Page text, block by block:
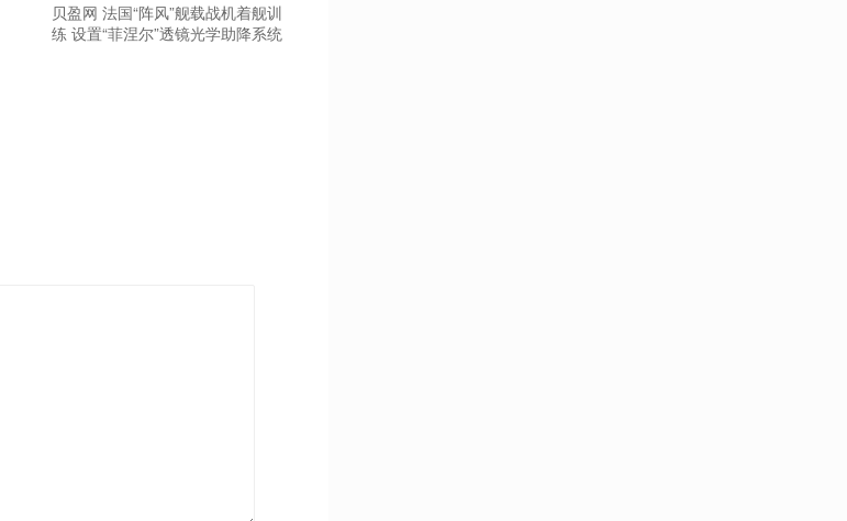
贝盈网 法国“阵风”舰载战机着舰训
练 设置“菲涅尔”透镜光学助降系统